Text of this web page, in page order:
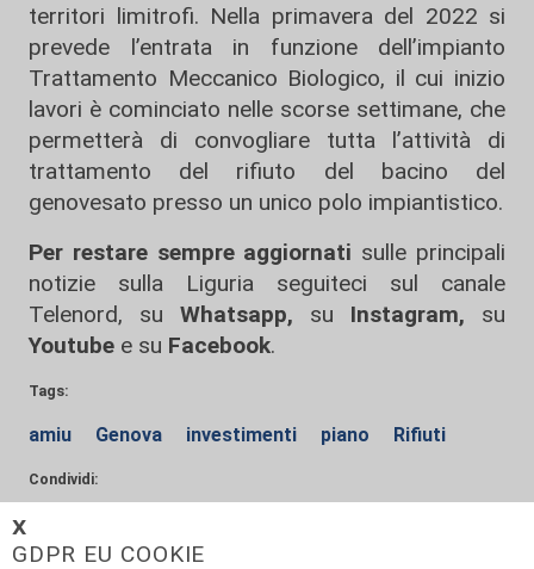
𝗫
GDPR EU COOKIE
territori limitrofi. Nella primavera del 2022 si
prevede l’entrata in funzione dell’impianto
Trattamento Meccanico Biologico, il cui inizio
lavori è cominciato nelle scorse settimane, che
permetterà di convogliare tutta l’attività di
trattamento del rifiuto del bacino del
genovesato presso un unico polo impiantistico.
Per restare sempre aggiornati sulle principali
notizie sulla Liguria seguiteci sul canale
Telenord, su
Whatsapp, su Instagram, su
Youtube e su Facebook.
Tags:
amiu Genova investimenti piano Rifiuti
Condividi: